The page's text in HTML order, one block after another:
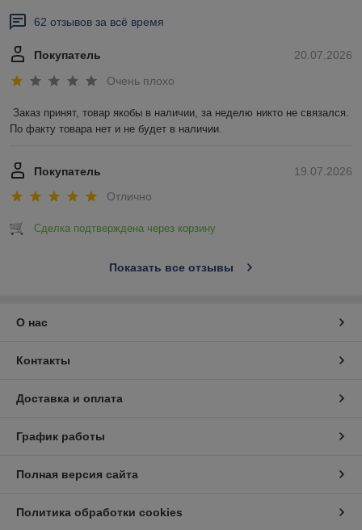
62 отзывов за всё время
20.07.2026
Покупатель
Очень плохо
Заказ принят, товар якобы в наличии, за неделю никто не связался.
По факту товара нет и не будет в наличии.
19.07.2026
Покупатель
Отлично
Сделка подтверждена через корзину
Показать все отзывы
О нас
Контакты
Доставка и оплата
График работы
Полная версия сайта
Политика обработки cookies